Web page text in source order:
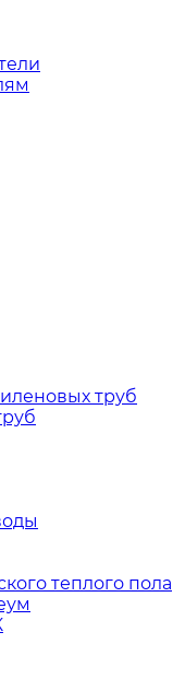
труб
теплого пола